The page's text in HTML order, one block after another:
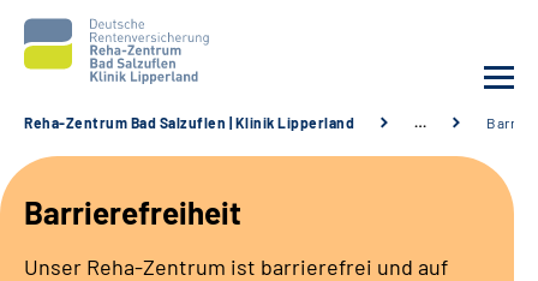
Unsere Klinik
Unsere Angebote
Reha-Zentrum Bad Salzuflen | Klinik Lipperland …
Barrierefreiheit
Unser Reha-Zentrum ist barrierefrei und auf